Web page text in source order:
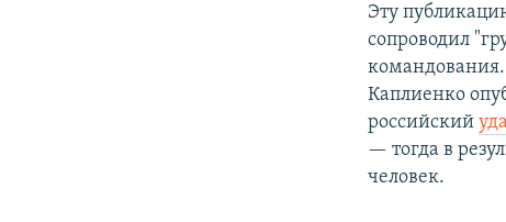
Эту
сопроводил
Каплиенко
российский
— тогда в
человек.